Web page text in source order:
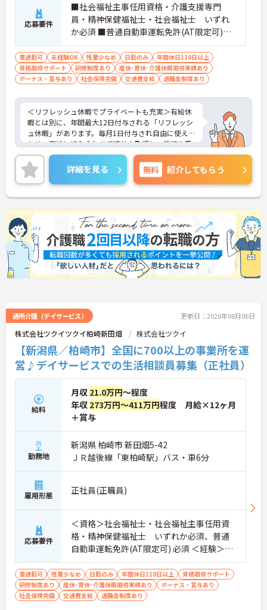
アップが可能
・管理職や他職種への転換など多彩なキャリアプラ
風
応募要件
■社会福祉主事任用資格・介護支援専門
員・精神保健福祉士・社会福祉士 いずれ
か必須 ■普通自動車運転免許(AT限定可)
必須 ■経験：不問
車通勤可 未経験OK 残業少なめ 日勤のみ
年間休日110日以上
資格取得サポート
研修制度あり
産休･育休･介護休暇取得実績あり
ボーナス・賞与あり
社会保険完備 交通費支給 退職金制度あり
＜リフレッシュ休暇でプライベートも充実＞有給休
暇とは別に、年間最大12日付与される「リフレッシ
ュ休暇」があります。毎月1日付与され自由に使える
ため、有給と組み合わせて連休を取得し、旅行や趣
味を楽しむスタッフも多くいます。夜勤がなく日勤
のみの勤務なので、生活リズムも整えやすく、仕事
とプライベートのメリハリをつけて無理なく働けま
す。
＜将来を見据えた多彩なキャリアパスと待遇＞「介
護のスペシャリスト」「管理職」「他職種へのチャ
レンジ」など、希望に合わせた多彩なキャリアプラ
ンが用意されています。階層別の研修や資格取得支
援制度があり、働きながらスキルアップが可能で
す。
詳細を見る 無料 紹介してもらう
通所介護（デイサービス） 更新日：2026年08月06日
株式会社ツクイツクイ柏崎新田畑 株式会社ツクイ
【新潟県／柏崎市】全国に700以上の事業所を運
営♪デイサービスでの生活相談員募集（正社員）
給料
月収 21.0万円～程度
年収 273万円～411万円程度 月給×12ヶ月
＋賞与
勤務地
新潟県 柏崎市 新田畑5-42
ＪＲ越後線「東柏崎駅」バス・車6分
雇用形態 正社員(正職員)
応募要件
＜資格＞社会福祉士・社会福祉主事任用資
格・精神保健福祉士 いずれか必須、普通
自動車運転免許(AT限定可) 必須 ＜経験＞不
問
車通勤可 残業少なめ 日勤のみ 年間休日110日以上
資格取得サポート
研修制度あり
産休･育休･介護休暇取得実績あり
ボーナス・賞与あり
社会保険完備
交通費支給 退職金制度あり